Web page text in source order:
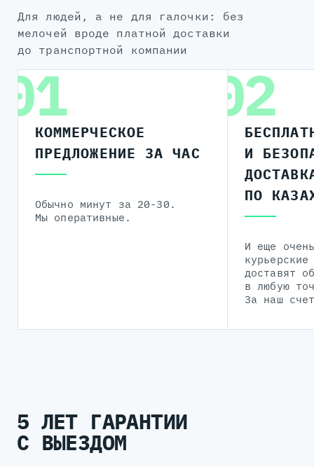
для людей, а не для галочки: без
мелочей вроде платной доставки
до транспортной компании
01
КОММЕРЧЕСКОЕ
ПРЕДЛОЖЕНИЕ ЗА ЧАС
Обычно минут за 20-30.
Мы оперативные.
02
И
ПО
И еще
доставят
в любую
За наш
5 ЛЕТ ГАРАНТИИ
С ВЫЕЗДОМ